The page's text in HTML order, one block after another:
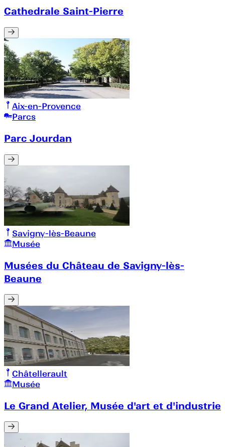
Cathedrale Saint-Pierre
Aix-en-Provence
Parcs
Parc Jourdan
Savigny-lès-Beaune
Musée
Musées du Château de Savigny-lès-
Beaune
Châtellerault
Musée
Le Grand Atelier, Musée d'art et d'industrie